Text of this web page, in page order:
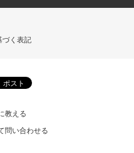
づく表記
教える
問い合わせる